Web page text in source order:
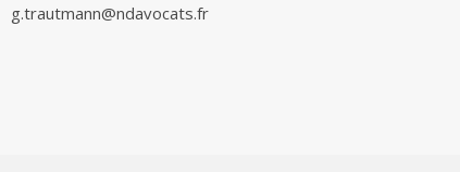
g.trautmann@ndavocats.fr